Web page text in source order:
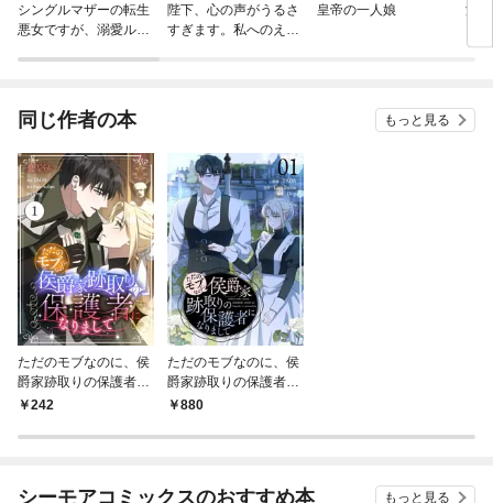
シングルマザーの転生
悪女ですが、溺愛ルー
陛下、心の声がうるさ
すぎます。私へのえっ
皇帝の一人娘
泣
同じ作者の本 もっと見る
ただのモブなのに、侯
爵家跡取りの保護者に
なりまして（フルカラ
242
ただのモブなのに、侯
爵家跡取りの保護者に
なりまして（フルカラ
880
シーモアコミックスのおすすめ本 もっと見る